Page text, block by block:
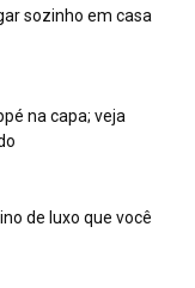
sozinho em casa
na capa; veja
de luxo que você